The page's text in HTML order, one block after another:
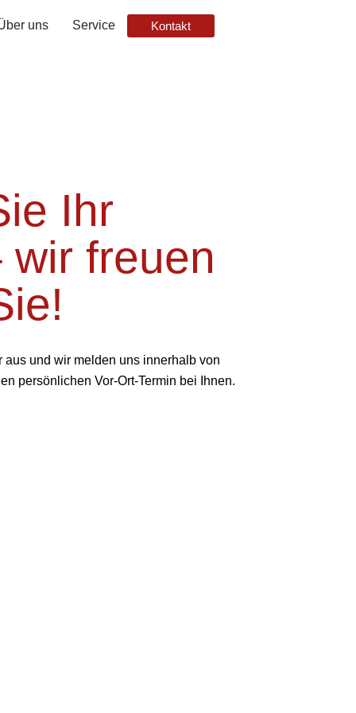
uns Service Kontakt
Ihr
freuen
und wir melden uns innerhalb von
persönlichen Vor-Ort-Termin bei Ihnen.